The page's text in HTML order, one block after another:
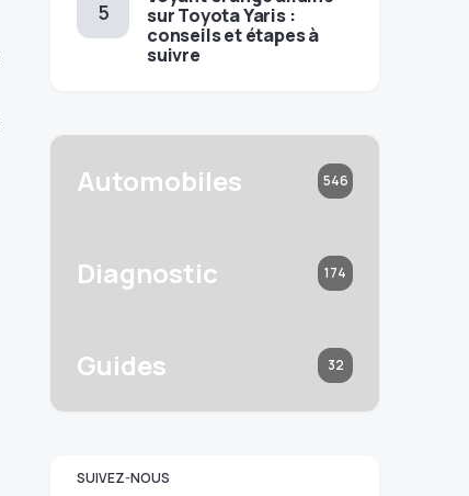
sur Toyota Yaris :
conseils et étapes à
suivre
Automobiles 546
Diagnostic 174
Guides 32
SUIVEZ-NOUS